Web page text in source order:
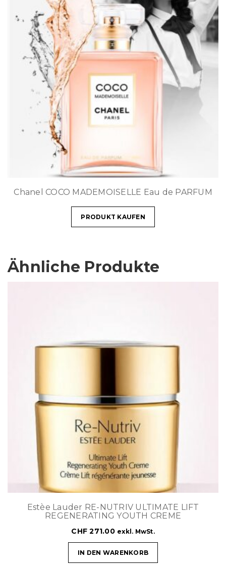
Chanel COCO MADEMOISELLE Eau de PARFUM
PRODUKT KAUFEN
Ähnliche Produkte
Estèe Lauder RE-NUTRIV ULTIMATE LIFT
REGENERATING YOUTH CREME
CHF 271.00 exkl. MwSt.
IN DEN WARENKORB